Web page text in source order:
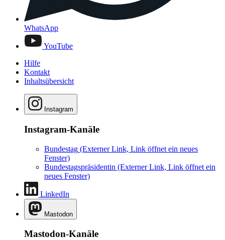
WhatsApp
YouTube
Hilfe
Kontakt
Inhaltsübersicht
Instagram
Instagram-Kanäle
Bundestag (Externer Link, Link öffnet ein neues
Fenster)
Bundestagspräsidentin (Externer Link, Link öffnet ein
neues Fenster)
LinkedIn
Mastodon
Mastodon-Kanäle